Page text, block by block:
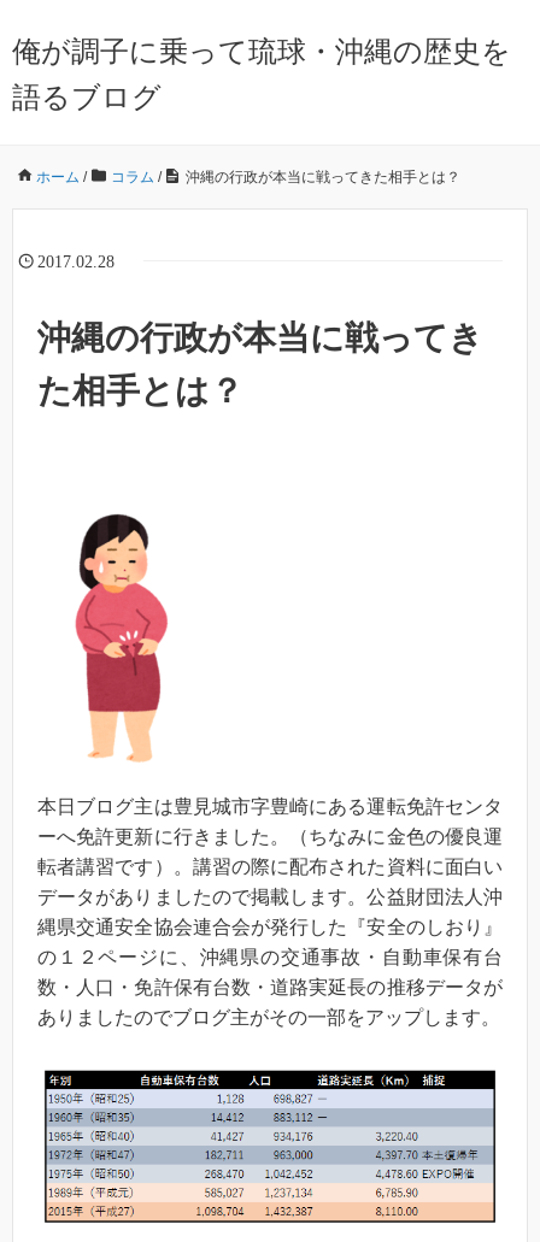
俺が調子に乗って琉球・沖縄の歴史を
語るブログ
ホーム / コラム / 沖縄の行政が本当に戦ってきた相手とは？
2017.02.28
沖縄の行政が本当に戦ってき
た相手とは？
本日ブログ主は豊見城市字豊崎にある運転免許センタ
ーへ免許更新に行きました。（ちなみに金色の優良運
転者講習です）。講習の際に配布された資料に面白い
データがありましたので掲載します。公益財団法人沖
縄県交通安全協会連合会が発行した『安全のしおり』
の１２ページに、沖縄県の交通事故・自動車保有台
数・人口・免許保有台数・道路実延長の推移データが
ありましたのでブログ主がその一部をアップします。